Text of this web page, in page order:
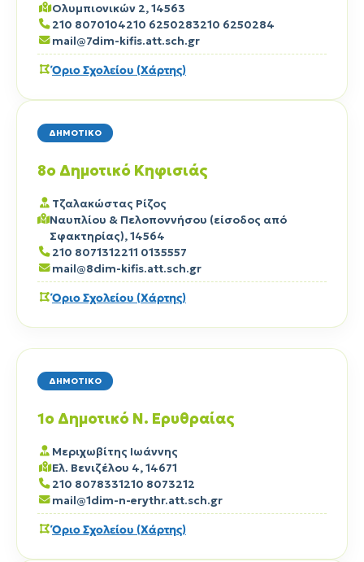
Ολυμπιονικών 2, 14563
210 8070104210 6250283210 6250284
mail@7dim-kifis.att.sch.gr
Όριο Σχολείου (Χάρτης)
ΔΗΜΟΤΙΚΟ
8ο Δημοτικό Κηφισιάς
Τζαλακώστας Ρίζος
Ναυπλίου & Πελοποννήσου (είσοδος από
Σφακτηρίας), 14564
210 8071312211 0135557
mail@8dim-kifis.att.sch.gr
Όριο Σχολείου (Χάρτης)
ΔΗΜΟΤΙΚΟ
1ο Δημοτικό Ν. Ερυθραίας
Μεριχωβίτης Ιωάννης
Ελ. Βενιζέλου 4, 14671
210 8078331210 8073212
mail@1dim-n-erythr.att.sch.gr
Όριο Σχολείου (Χάρτης)